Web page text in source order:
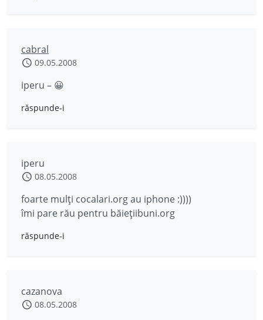
cabral
09.05.2008
iperu – 😀
răspunde-i
iperu
08.05.2008
foarte mulți cocalari.org au iphone :))))
îmi pare rău pentru băiețiibuni.org
răspunde-i
cazanova
08.05.2008